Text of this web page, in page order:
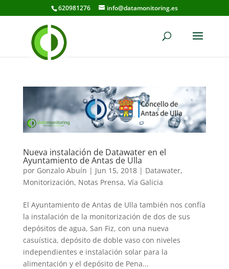
620981276 info@datamonitoring.es
Nueva instalación de Datawater en el
Ayuntamiento de Antas de Ulla
por Gonzalo Abuín | Jun 15, 2018| Datawater,
Monitorización, Notas Prensa, Vía Galicia
El Ayuntamiento de Antas de Ulla también nos confía
la instalación de la monitorización de dos de sus
depósitos de agua, San Fiz, con una nueva
casuística, depósito de doble vaso con niveles
independientes e instalación solar para la
alimentación y el depósito de Pena...